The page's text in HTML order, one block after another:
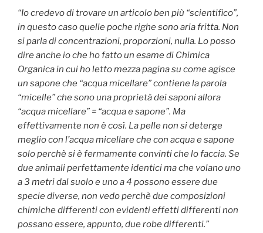
“Io credevo di trovare un articolo ben più “scientifico”,
in questo caso quelle poche righe sono aria fritta. Non
si parla di concentrazioni, proporzioni, nulla. Lo posso
dire anche io che ho fatto un esame di Chimica
Organica in cui ho letto mezza pagina su come agisce
un sapone che “acqua micellare” contiene la parola
“micelle” che sono una proprietà dei saponi allora
“acqua micellare” = “acqua e sapone”. Ma
effettivamente non è così. La pelle non si deterge
meglio con l’acqua micellare che con acqua e sapone
solo perchè si è fermamente convinti che lo faccia. Se
due animali perfettamente identici ma che volano uno
a 3 metri dal suolo e uno a 4 possono essere due
specie diverse, non vedo perchè due composizioni
chimiche differenti con evidenti effetti differenti non
possano essere, appunto, due robe differenti.”